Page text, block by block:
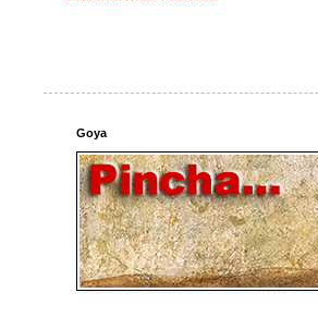
Goya